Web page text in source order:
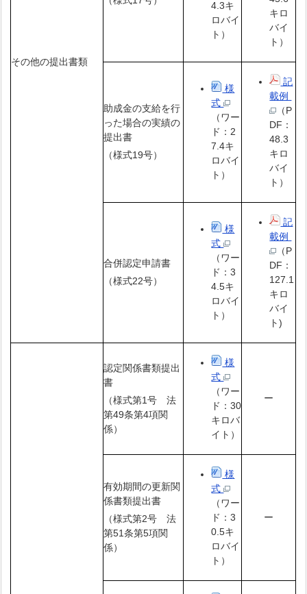
その他の提出書類
4.3キ
ロバイ
ト）
キロ
バイ
ト）
助成金の支給を行
った場合の実績の
提出書
（様式19号）
様
式
（ワー
ド：2
7.4キ
ロバイ
ト）
記
載例
（P
DF：
48.3
キロ
バイ
ト）
合併認定申請書
（様式22号）
様
式
（ワー
ド：3
4.5キ
ロバイ
ト）
記
載例
（P
DF：
127.1
キロ
バイ
ト)
認定関係書類提出
書
（様式第1号 法
第49条第4項関
係）
様
式
（ワー
ド：30
キロバ
イト）
ー
有効期間の更新関
係書類提出書
（様式第2号 法
第51条第5項関
係）
様
式
（ワー
ド：3
0.5キ
ロバイ
ト）
ー